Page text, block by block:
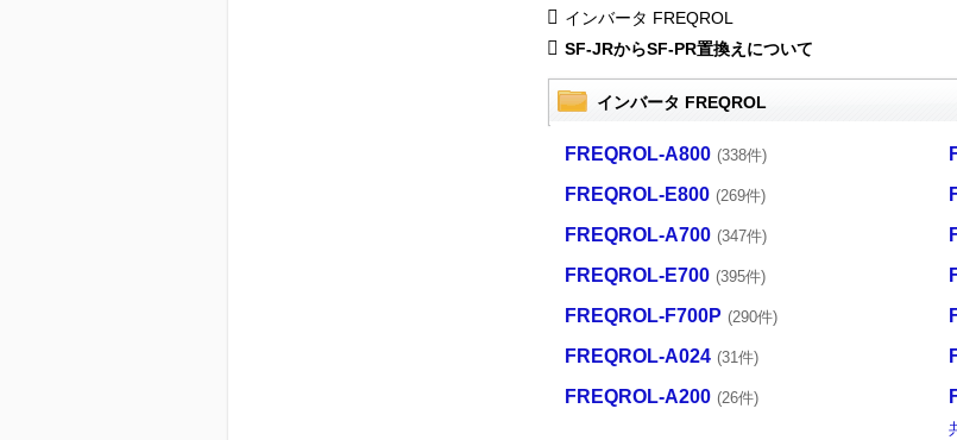
インバータ FREQROL
SF-JRからSF-PR置換えについて
インバータ FREQROL
FREQROL-A800 (338件)
FREQROL-E800 (269件)
FREQROL-A700 (347件)
FREQROL-E700 (395件)
FREQROL-F700P (290件)
FREQROL-A024 (31件)
FREQROL-A200 (26件)